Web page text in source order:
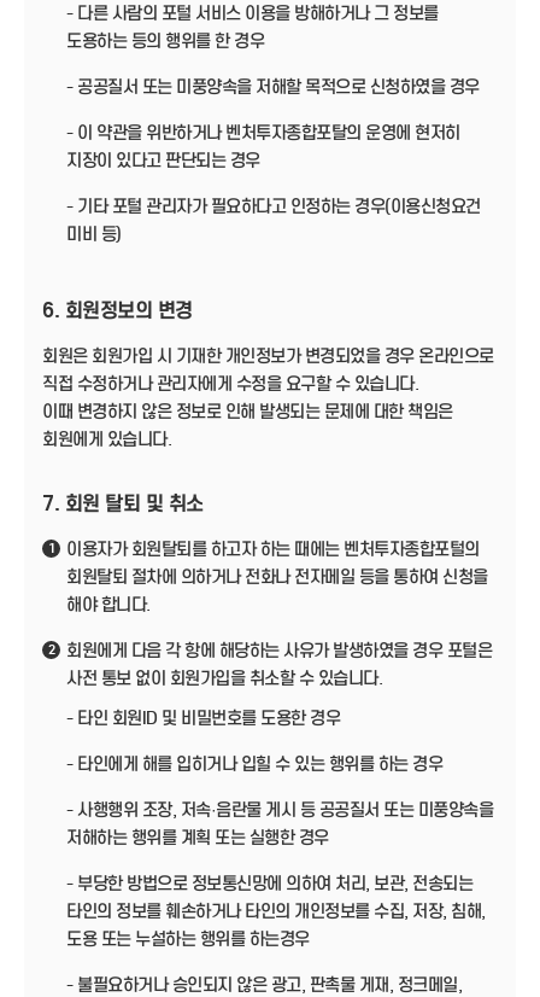
- 다른 사람의 포털 서비스 이용을 방해하거나 그 정보를
도용하는 등의 행위를 한 경우
- 공공질서 또는 미풍양속을 저해할 목적으로 신청하였을 경우
- 이 약관을 위반하거나 벤처투자종합포탈의 운영에 현저히
지장이 있다고 판단되는 경우
- 기타 포털 관리자가 필요하다고 인정하는 경우(이용신청요건
미비 등)
6. 회원정보의 변경
회원은 회원가입 시 기재한 개인정보가 변경되었을 경우 온라인으로
직접 수정하거나 관리자에게 수정을 요구할 수 있습니다.
이때 변경하지 않은 정보로 인해 발생되는 문제에 대한 책임은
회원에게 있습니다.
7. 회원 탈퇴 및 취소
1
이용자가 회원탈퇴를 하고자 하는 때에는 벤처투자종합포털의
회원탈퇴 절차에 의하거나 전화나 전자메일 등을 통하여 신청을
해야 합니다.
2
회원에게 다음 각 항에 해당하는 사유가 발생하였을 경우 포털은
사전 통보 없이 회원가입을 취소할 수 있습니다.
- 타인 회원ID 및 비밀번호를 도용한 경우
- 타인에게 해를 입히거나 입힐 수 있는 행위를 하는 경우
- 사행행위 조장, 저속·음란물 게시 등 공공질서 또는 미풍양속을
저해하는 행위를 계획 또는 실행한 경우
- 부당한 방법으로 정보통신망에 의하여 처리, 보관, 전송되는
타인의 정보를 훼손하거나 타인의 개인정보를 수집, 저장, 침해,
도용 또는 누설하는 행위를 하는경우
- 불필요하거나 승인되지 않은 광고, 판촉물 게재, 정크메일,